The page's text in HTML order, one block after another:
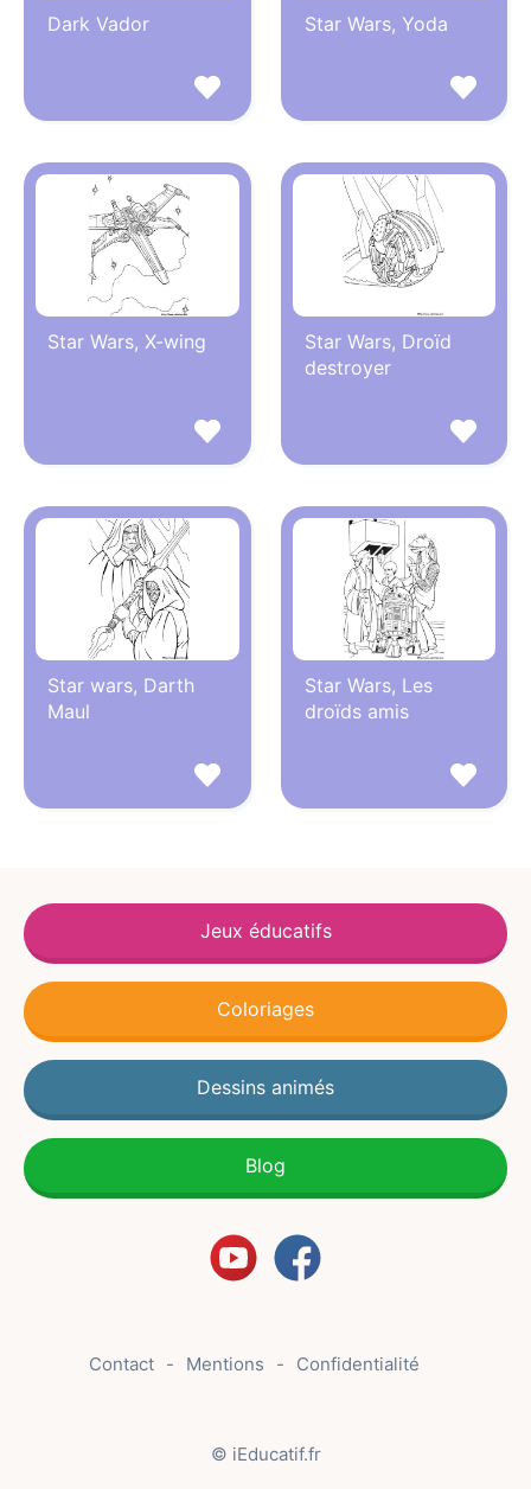
Dark Vador Star Wars, Yoda
Star Wars, X-wing
Star Wars, Droïd
destroyer
Star wars, Darth
Maul
Star Wars, Les
droïds amis
Jeux éducatifs
Coloriages
Dessins animés
Blog
Contact Mentions Confidentialité
© iEducatif.fr